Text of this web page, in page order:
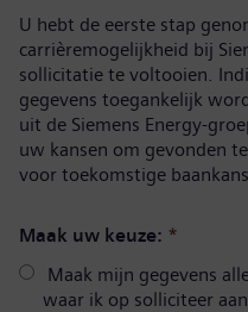
U hebt de eerste stap
carrièremogelijkheid bij
sollicitatie te voltooien.
gegevens toegankelijk
uit de Siemens Energy-
uw kansen om gevonden
voor toekomstige
Maak uw keuze: *
Maak mijn gegevens
waar ik op solliciteer